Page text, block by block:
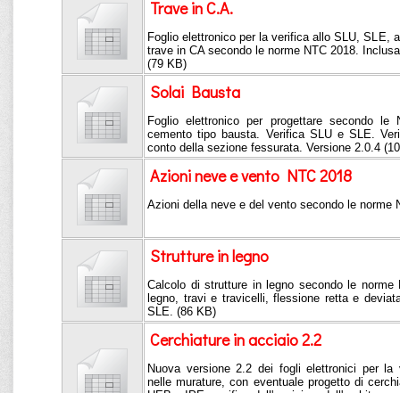
Trave in C.A.
Foglio elettronico per la verifica allo SLU, SLE,
trave in CA secondo le norme NTC 2018.
(79 KB)
Solai Bausta
Foglio elettronico per progettare secondo
cemento tipo bausta. Verifica SLU e SLE.
conto della sezione fessurata. Versione 2.0.4
Azioni neve e vento NTC 2018
Azioni della neve e del vento secondo le norme
Strutture in legno
Calcolo di strutture in legno secondo le
legno, travi e travicelli, flessione retta e
SLE. (86 KB)
Cerchiature in acciaio 2.2
Nuova versione 2.2 dei fogli elettronici per la
nelle murature, con eventuale progetto di